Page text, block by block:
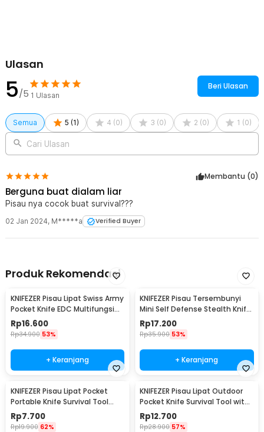
Kelengkapan Produk
Rincian yang Anda dapatkan untuk pembelian produk ini:
1 x BUCK Elf Pisau Daging Tajam Stainless Steel 5CR15 Forged
1 x Sarung Pisau
Ulasan
5/5 1 Ulasan
Beri Ulasan
Semua 5 (1 ) 4 (0) 3 (0) 2 (0) 1 (0)
Cari Ulasan
Membantu (0)
Berguna buat dialam liar
Pisau nya cocok buat survival???
02 Jan 2024, M*****a Verified Buyer
Produk Rekomendasi
KNIFEZER Pisau Lipat Swiss Army
Pocket Knife EDC Multifungsi
11in1 - A3011
Rp16.600
Rp34.900 53%
+ Keranjang
KNIFEZER Pisau Tersembunyi
Mini Self Defense Stealth Knife
Steel - H19
Rp17.200
Rp35.900 53%
+ Keranjang
KNIFEZER Pisau Lipat Pocket
Portable Knife Survival Tool
EDC Stainless - H18
Rp7.700
Rp19.900 62%
KNIFEZER Pisau Lipat Outdoor
Pocket Knife Survival Tool with
Carabiner - W24
Rp12.700
Rp28.900 57%